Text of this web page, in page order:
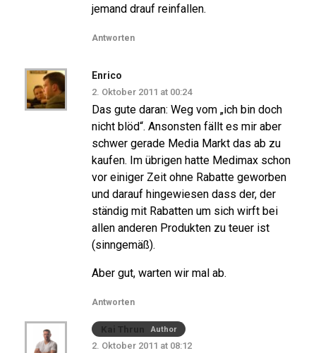
jemand drauf reinfallen.
Antworten
Enrico
2. Oktober 2011 at 00:24
Das gute daran: Weg vom „ich bin doch
nicht blöd“. Ansonsten fällt es mir aber
schwer gerade Media Markt das ab zu
kaufen. Im übrigen hatte Medimax schon
vor einiger Zeit ohne Rabatte geworben
und darauf hingewiesen dass der, der
ständig mit Rabatten um sich wirft bei
allen anderen Produkten zu teuer ist
(sinngemäß).
Aber gut, warten wir mal ab.
Antworten
Kai Thrun Author
2. Oktober 2011 at 08:12